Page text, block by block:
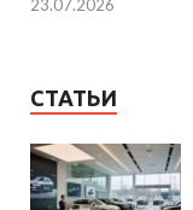
23.07.2026
СТАТЬИ